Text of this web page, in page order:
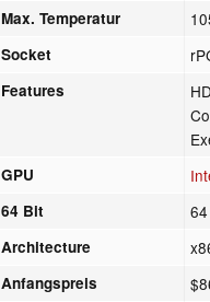
Max. Temperatur
Socket
Features
GPU
64 Bit
Architecture
Anfangspreis